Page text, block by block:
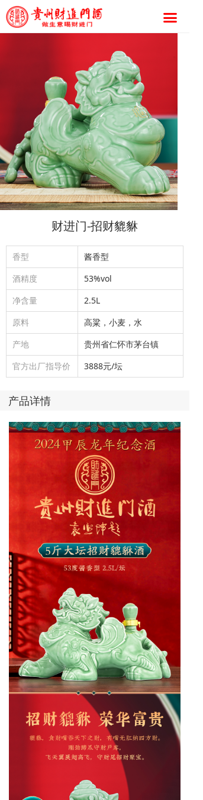
끀
财进门-招财貔貅
香型
酱香型
酒精度
53%vol
净含量
2.5L
原料
高粱，小麦，水
产地
贵州省仁怀市茅台镇
官方出厂指导价
3888元/坛
产品详情